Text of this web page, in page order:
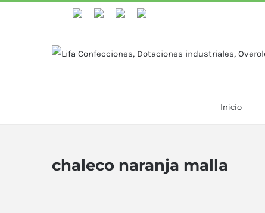
WhastAppFacebookInstagramYouTube
Inicio
chaleco naranja malla